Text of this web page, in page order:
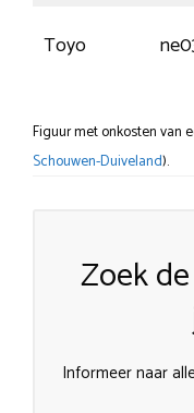
Toyo
Figuur met onkosten van
Schouwen-Duiveland).
Zoek
Informeer naar